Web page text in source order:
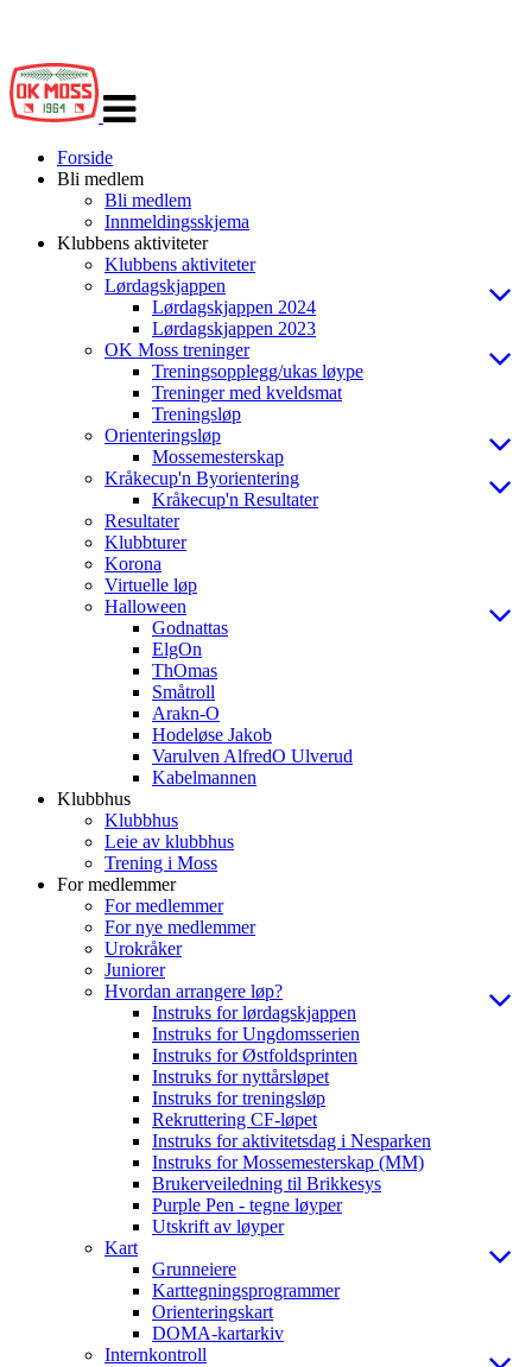
navigasjon
Forside
Bli medlem
Bli medlem
Innmeldingsskjema
Klubbens aktiviteter
Klubbens aktiviteter
Lørdagskjappen
Lørdagskjappen 2024
Lørdagskjappen 2023
OK Moss treninger
Treningsopplegg/ukas løype
Treninger med kveldsmat
Treningsløp
Orienteringsløp
Mossemesterskap
Kråkecup'n Byorientering
Kråkecup'n Resultater
Resultater
Klubbturer
Korona
Virtuelle løp
Halloween
Godnattas
ElgOn
ThOmas
Småtroll
Arakn-O
Hodeløse Jakob
Varulven AlfredO Ulverud
Kabelmannen
Klubbhus
Klubbhus
Leie av klubbhus
Trening i Moss
For medlemmer
For medlemmer
For nye medlemmer
Urokråker
Juniorer
Hvordan arrangere løp?
Instruks for lørdagskjappen
Instruks for Ungdomsserien
Instruks for Østfoldsprinten
Instruks for nyttårsløpet
Instruks for treningsløp
Rekruttering CF-løpet
Instruks for aktivitetsdag i Nesparken
Instruks for Mossemesterskap (MM)
Brukerveiledning til Brikkesys
Purple Pen - tegne løyper
Utskrift av løyper
Kart
Grunneiere
Karttegningsprogrammer
Orienteringskart
DOMA-kartarkiv
Internkontroll